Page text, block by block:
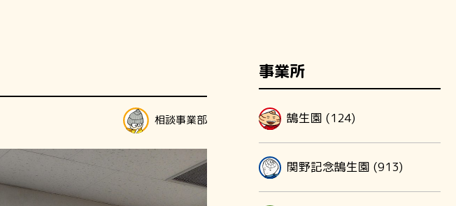
相談事業部
事業所
鵠生園 (124)
関野記念鵠生園 (913)